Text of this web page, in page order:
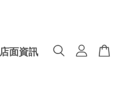
店面資訊